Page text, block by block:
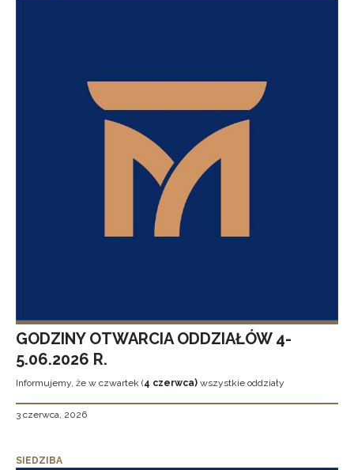
GODZINY OTWARCIA ODDZIAŁÓW 4-
5.06.2026 R.
Informujemy, że w czwartek (4 czerwca) wszystkie oddziały
3 czerwca, 2026
SIEDZIBA